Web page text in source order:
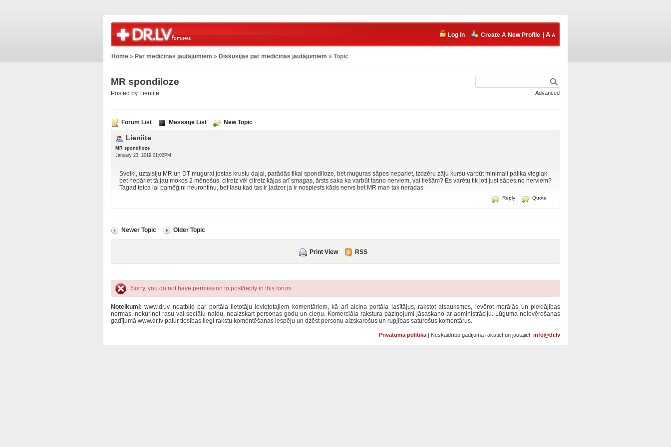
Log In Create A New Profile |
Home » Par medicīnas jautājumiem » Diskusijas par medicīnas jautājumiem » Topic
MR spondiloze
Posted by Lieniite Advanced
Forum List Message List New Topic
Lieniite
MR spondiloze
January 23, 2019 01:02PM
Sveiki, uztaisiju MR un DT mugurai jostas krustu daļai, parādās tikai spondiloze, bet muguras sāpes nepariet, izdzēru zāļu kursu varbūt minimali palika vieglak
bet nepāriet tā jau mokos 2 mēnešus, citreiz vēl citreiz kājas arī smagas, ārsts saka ka varbūt tasno nerviem, vai tiešām? Es varētu tik ļoti just sāpes no nerviem?
Tagad teica lai pamēģini neurontinu, bet lasu kad tas ir jadzer ja ir nospiests kāds nervs bet MR man tak neradas
Reply Quote
Newer Topic Older Topic
Print View RSS
Sorry, you do not have permission to post/reply in this forum.
Noteikumi:www.dr.lv neatbild par portāla lietotāju ievietotajiem komentāriem, kā arī aicina portāla lasītājus, rakstot atsauksmes, ievērot morālās un pieklājības
normas, nekurinot rasu vai sociālu naidu, neaizskart personas godu un cieņu. Komerciāla rakstura paziņojumi jāsaskaņo ar administrāciju. Lūguma neievērošanas
gadījumā www.dr.lv patur tiesības liegt rakstu komentēšanas iespēju un dzēst personu aizskarošus un rupjības saturošus komentārus.
Privātuma politika | Neskaidrību gadījumā rakstiet un jautājiet: info@dr.lv